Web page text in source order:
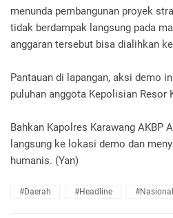
menunda pembangunan proyek
tidak berdampak langsung pada
anggaran tersebut bisa dialihkan
Pantauan di lapangan, aksi demo
puluhan anggota Kepolisian Resor
Bahkan Kapolres Karawang AKBP
langsung ke lokasi demo dan
humanis. (Yan)
#daerah #headline #nasional